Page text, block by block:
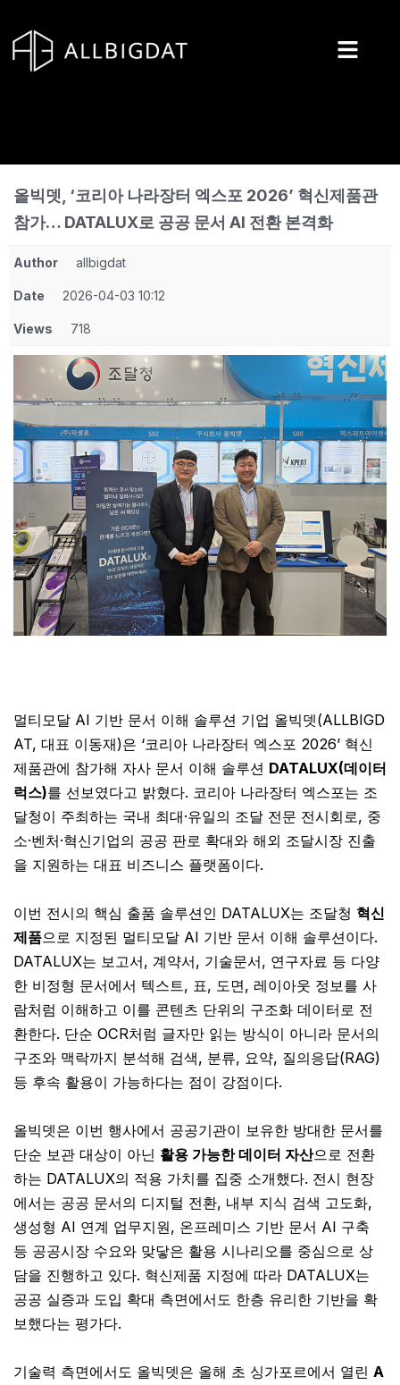
츠
올빅뎃, ‘코리아 나라장터 엑스포 2026’ 혁신제품관
참가… DATALUX로 공공 문서 AI 전환 본격화
Author allbigdat
Date 2026-04-03 10:12
Views 718
멀티모달 AI 기반 문서 이해 솔루션 기업 올빅뎃(ALLBIGD
AT, 대표 이동재)은 ‘코리아 나라장터 엑스포 2026’ 혁신
제품관에 참가해 자사 문서 이해 솔루션 DATALUX(데이터
럭스)를 선보였다고 밝혔다. 코리아 나라장터 엑스포는 조
달청이 주최하는 국내 최대·유일의 조달 전문 전시회로, 중
소·벤처·혁신기업의 공공 판로 확대와 해외 조달시장 진출
을 지원하는 대표 비즈니스 플랫폼이다.
이번 전시의 핵심 출품 솔루션인 DATALUX는 조달청 혁신
제품으로 지정된 멀티모달 AI 기반 문서 이해 솔루션이다.
DATALUX는 보고서, 계약서, 기술문서, 연구자료 등 다양
한 비정형 문서에서 텍스트, 표, 도면, 레이아웃 정보를 사
람처럼 이해하고 이를 콘텐츠 단위의 구조화 데이터로 전
환한다. 단순 OCR처럼 글자만 읽는 방식이 아니라 문서의
구조와 맥락까지 분석해 검색, 분류, 요약, 질의응답(RAG)
등 후속 활용이 가능하다는 점이 강점이다.
올빅뎃은 이번 행사에서 공공기관이 보유한 방대한 문서를
단순 보관 대상이 아닌 활용 가능한 데이터 자산으로 전환
하는 DATALUX의 적용 가치를 집중 소개했다. 전시 현장
에서는 공공 문서의 디지털 전환, 내부 지식 검색 고도화,
생성형 AI 연계 업무지원, 온프레미스 기반 문서 AI 구축
등 공공시장 수요와 맞닿은 활용 시나리오를 중심으로 상
담을 진행하고 있다. 혁신제품 지정에 따라 DATALUX는
공공 실증과 도입 확대 측면에서도 한층 유리한 기반을 확
보했다는 평가다.
기술력 측면에서도 올빅뎃은 올해 초 싱가포르에서 열린 A